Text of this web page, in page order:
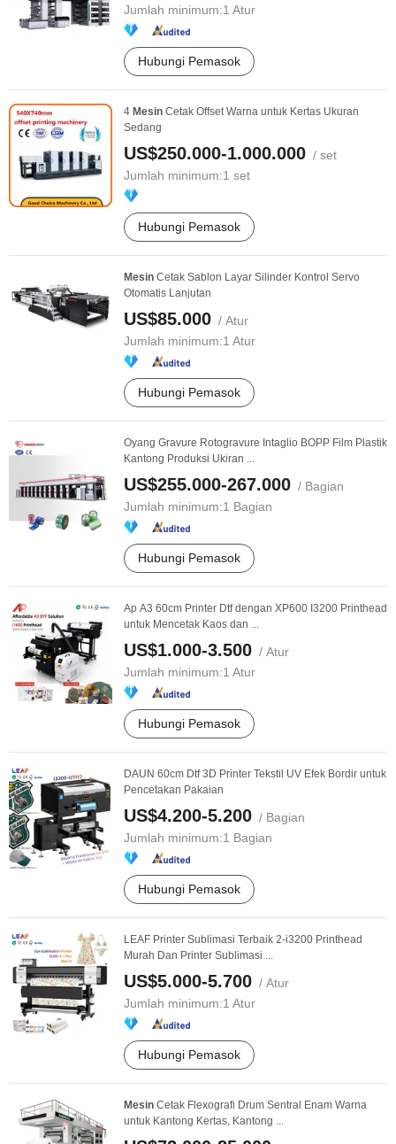
Jumlah minimum:1 Atur
Hubungi Pemasok
4 Mesin Cetak Offset Warna untuk Kertas Ukuran
Sedang
US$250.000-1.000.000 / set
Jumlah minimum:1 set
Hubungi Pemasok
Mesin Cetak Sablon Layar Silinder Kontrol Servo
Otomatis Lanjutan
US$85.000 / Atur
Jumlah minimum:1 Atur
Hubungi Pemasok
Oyang Gravure Rotogravure Intaglio BOPP Film Plastik
Kantong Produksi Ukiran ...
US$255.000-267.000 / Bagian
Jumlah minimum:1 Bagian
Hubungi Pemasok
Ap A3 60cm Printer Dtf dengan XP600 I3200 Printhead
untuk Mencetak Kaos dan ...
US$1.000-3.500 / Atur
Jumlah minimum:1 Atur
Hubungi Pemasok
DAUN 60cm Dtf 3D Printer Tekstil UV Efek Bordir untuk
Pencetakan Pakaian
US$4.200-5.200 / Bagian
Jumlah minimum:1 Bagian
Hubungi Pemasok
LEAF Printer Sublimasi Terbaik 2-i3200 Printhead
Murah Dan Printer Sublimasi ...
US$5.000-5.700 / Atur
Jumlah minimum:1 Atur
Hubungi Pemasok
Mesin Cetak Flexografi Drum Sentral Enam Warna
untuk Kantong Kertas, Kantong ...